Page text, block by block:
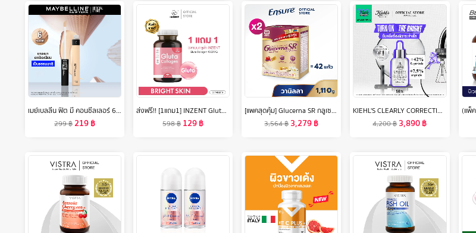
เมย์เบลลีน ฟิต มี คอนซีลเลอร์ 6.8 มล.MAYBELLINE FIT ME CONCEALER 6.8 ml(เครื่องสำอาง,ใต้ตาคล้ำ,ปกปิด)
299฿219฿
ส่งฟรี!! [1แถม1] INZENT Gluta Collagen 1000MG (30 เม็ด) แอล กลูต้า พลัส คอลลาเจน สูตรเข้มข้น 1,000 mg ผิวสว่าง ใส บำรุงสุขภาพดีจากภายใน วิตามินกลูต้า
598฿ 129฿
[แพคสุดคุ้ม] Glucerna SR กลูเซอนา เอสอาร์ กลิ่นวานิลลา แบบถุงเติม 1,110g 2 กล่อง สำหรับผู้ป่วยเบาหวาน
3,564฿ 3,279฿
KIEHL'S CLEARLY CORRECTIVE DARK SPOT SOLUTION 50ML คีลส์ เคลียร์ลี่ คอเรคทีฟ ดาร์ก สปอต โซลูชั่น เซรั่มปรับสีผิวให้สม่ำเสมอ ลดเลือนจุดด่างดำ
4,200฿3,890฿